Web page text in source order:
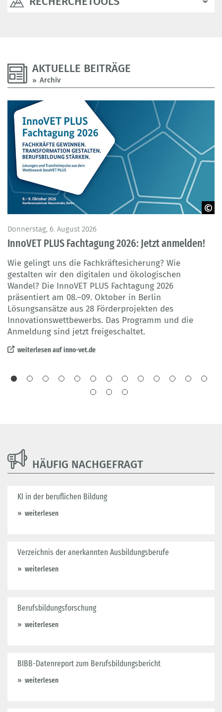
AKTUELLE BEITRÄGE
Archiv
Donnerstag, 6. August 2026
InnoVET PLUS Fachtagung 2026: Jetzt anmelden!
Wie gelingt uns die Fachkräftesicherung? Wie
gestalten wir den digitalen und ökologischen
Wandel? Die InnoVET PLUS Fachtagung 2026
präsentiert am 08.–09. Oktober in Berlin
Lösungsansätze aus 28 Förderprojekten des
Innovationswettbewerbs. Das Programm und die
Anmeldung sind jetzt freigeschaltet.
weiterlesen auf inno-vet.de
HÄUFIG NACHGEFRAGT
KI in der beruflichen Bildung
weiterlesen
Verzeichnis der anerkannten Ausbildungsberufe
weiterlesen
Berufsbildungsforschung
weiterlesen
BIBB-Datenreport zum Berufsbildungsbericht
weiterlesen